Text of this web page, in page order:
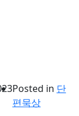
Posted in 단
편묵상